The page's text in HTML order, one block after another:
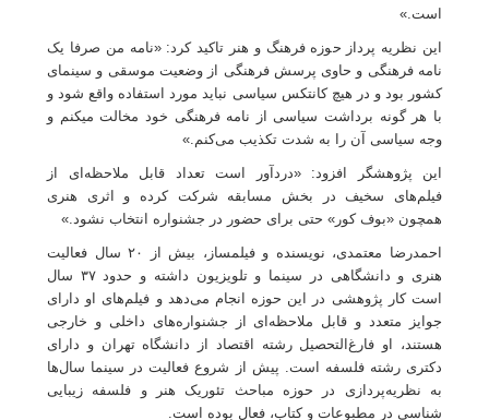
است.»
این نظریه پرداز حوزه فرهنگ و هنر تاکید کرد: «نامه من صرفا یک
نامه فرهنگی و حاوی پرسش فرهنگی از وضعیت موسقی و سینمای
کشور بود و در هیچ کانتکس سیاسی نباید مورد استفاده واقع شود و
با هر گونه برداشت سیاسی از نامه فرهنگی خود مخالت میکنم و
وجه سیاسی آن را به شدت تکذیب می‌کنم.»
این پژوهشگر افزود: «دردآور است تعداد قابل ملاحظه‌ای از
فیلم‌های سخیف در بخش مسابقه شرکت کرده و اثری هنری
همچون «بوف کور» حتی برای حضور در جشنواره انتخاب نشود.»
احمدرضا معتمدی، نویسنده و فیلمساز، بیش از ۲۰ سال فعالیت
هنری و دانشگاهی در سینما و تلویزیون داشته و حدود ۳۷ سال
است کار پژوهشی در این حوزه انجام می‌دهد و فیلم‌های او دارای
جوایز متعدد و قابل ملاحظه‌ای از جشنواره‌های داخلی و خارجی
هستند، او فارغ‌التحصیل رشته اقتصاد از دانشگاه تهران و دارای
دکتری رشته فلسفه است. پیش از شروع فعالیت در سینما سال‌ها
به نظریه‌پردازی در حوزه مباحث تئوریک هنر و فلسفه زیبایی
شناسی در مطبوعات و کتاب، فعال بوده است.